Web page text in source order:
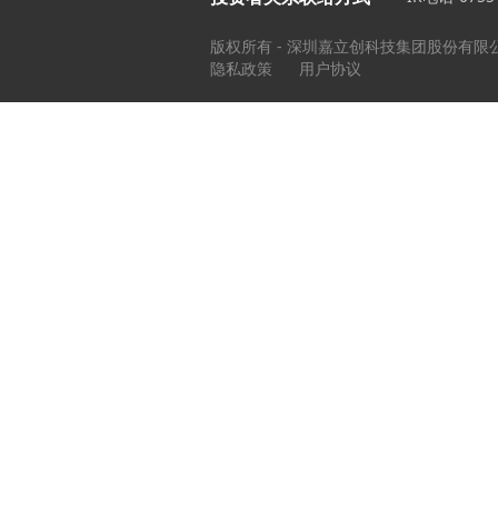
版权所有 - 深圳嘉立创科技集团股份有限
隐私政策
用户协议